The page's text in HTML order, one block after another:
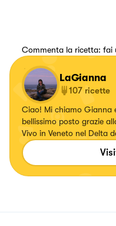
Commenta la ricetta: fai
LaGianna
107 ricette
Ciao! Mi chiamo Gianna
bellissimo posto grazie
Vivo in Veneto nel Delta
sono i miei giudici a
preparo loro. Inizia così